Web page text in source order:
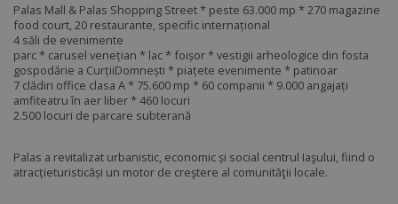
Palas Mall & Palas Shopping Street * peste 63.000 mp * 270 magazine
food court, 20 restaurante, specific internațional
4 săli de evenimente
parc * carusel venețian * lac * foișor * vestigii arheologice din fosta
gospodărie a CurțiiDomnești * piațete evenimente * patinoar
7 clădiri office clasa A * 75.600 mp * 60 companii * 9.000 angajați
amfiteatru în aer liber * 460 locuri
2.500 locuri de parcare subterană
Palas a revitalizat urbanistic, economic și social centrul Iaşului, fiind o
atracțieturisticăși un motor de creştere al comunităţii locale.